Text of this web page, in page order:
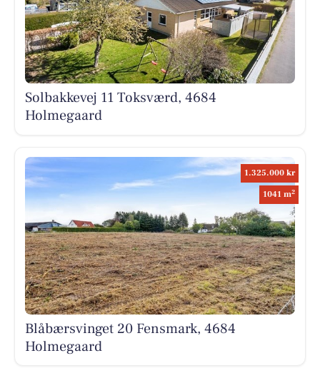
Solbakkevej 11 Toksværd, 4684
Holmegaard
1.325.000 kr
1041 m2
Blåbærsvinget 20 Fensmark, 4684
Holmegaard